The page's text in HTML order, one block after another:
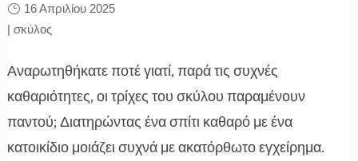
16 Απριλίου 2025
| σκύλος
Αναρωτηθήκατε ποτέ γιατί, παρά τις συχνές
καθαριότητες, οι τρίχες του σκύλου παραμένουν
παντού; Διατηρώντας ένα σπίτι καθαρό με ένα
κατοικίδιο μοιάζει συχνά με ακατόρθωτο εγχείρημα.